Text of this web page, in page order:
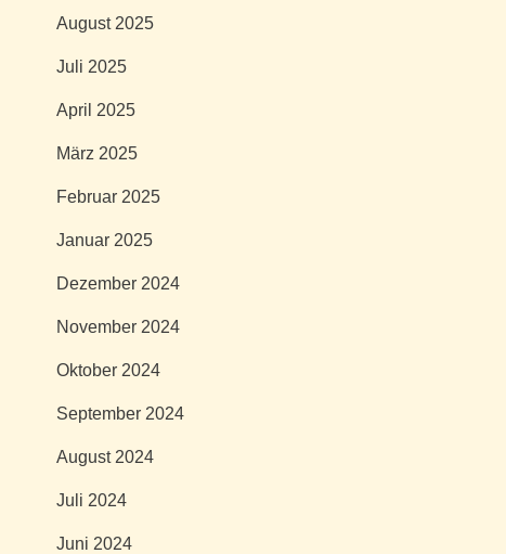
August 2025
Juli 2025
April 2025
März 2025
Februar 2025
Januar 2025
Dezember 2024
November 2024
Oktober 2024
September 2024
August 2024
Juli 2024
Juni 2024